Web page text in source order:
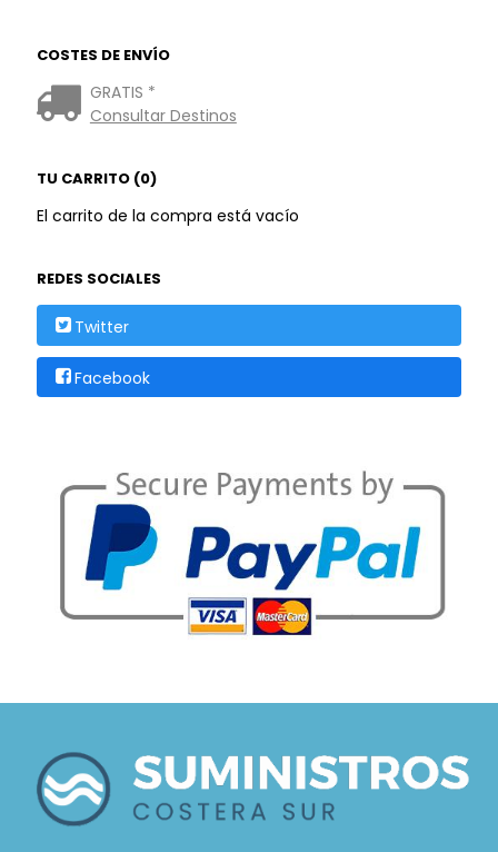
COSTES DE ENVÍO
GRATIS *
Consultar Destinos
TU CARRITO (0)
El carrito de la compra está vacío
REDES SOCIALES
Twitter
Facebook